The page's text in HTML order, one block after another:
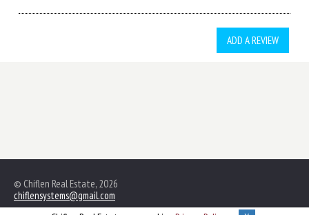
ADD A REVIEW
© Chiflen Real Estate, 2026
chiflensystems@gmail.com